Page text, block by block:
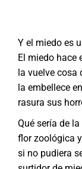
Y el miedo es
El miedo hace
la vuelve cosa
la embellece
rasura sus
Qué sería de
flor zoológica
si no pudiera